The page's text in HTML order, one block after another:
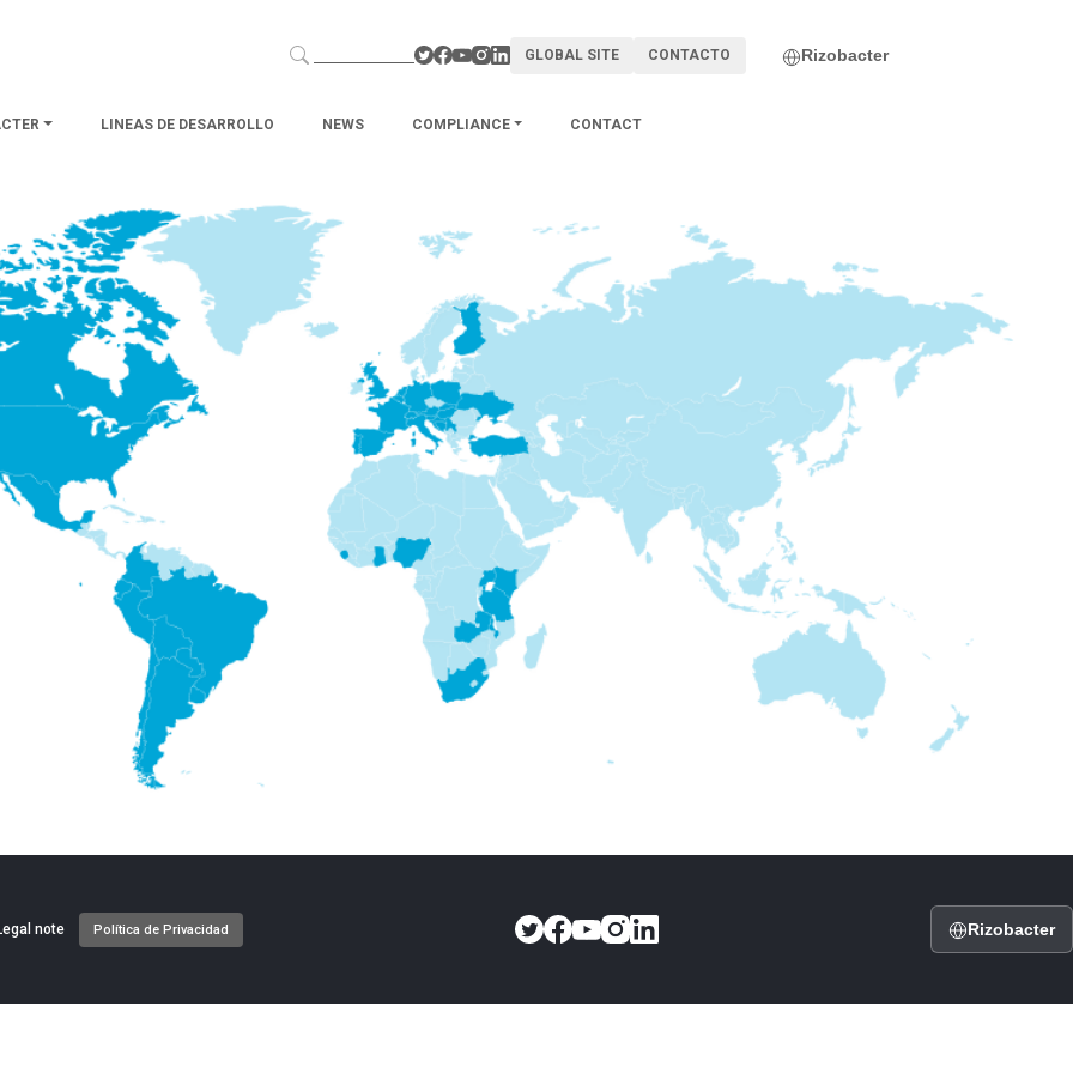
GLOBAL SITE CONTACTO Rizobacter
LINEAS DE DESARROLLO NEWS COMPLIANCE CONTACT
de página Global
note Política de Privacidad Rizobacter